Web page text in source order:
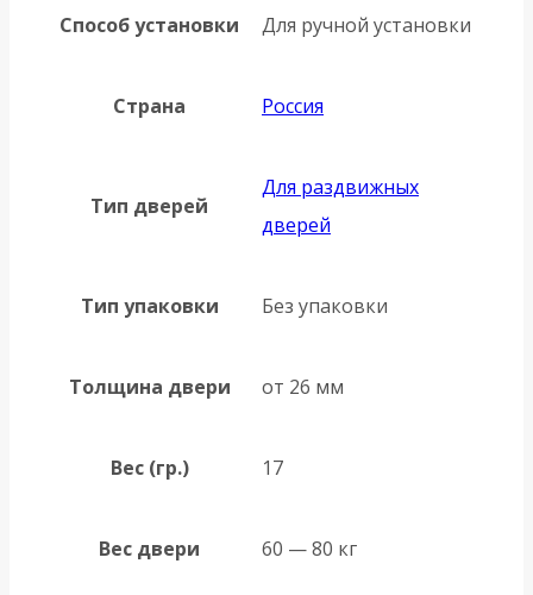
Способ установки Для ручной установки
Страна Россия
Тип дверей
Для раздвижных
дверей
Тип упаковки Без упаковки
Толщина двери от 26 мм
Вес (гр.) 17
Вес двери 60 — 80 кг